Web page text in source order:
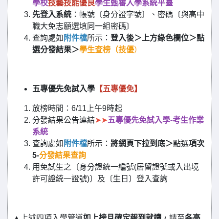
學校技藝技能優良學生甄審入學系統平臺
先登入系統 ：帳號〔身分證字號〕、密碼〔與高中
職大免志願選填同一組密碼〕
查詢處如 附件檔所示： 登入後＞上方綠色欄位＞點
選分發結果＞學生查榜（技優）
五專優先免試入學 【五專優免】
放榜時間：6/11上午9時起
分發結果公告連結➤➤五專優先免試入學-考生作業
系統
查詢處如 附件檔所示： 將網頁下拉到底＞點選項次
5-分發結果查詢
用免試生之〔身分證統一編號(居留證號或入出境
許可證統一證號)〕及〔生日〕登入查詢